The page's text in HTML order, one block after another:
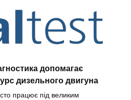
допомагає
дизельного двигуна
працює під великим